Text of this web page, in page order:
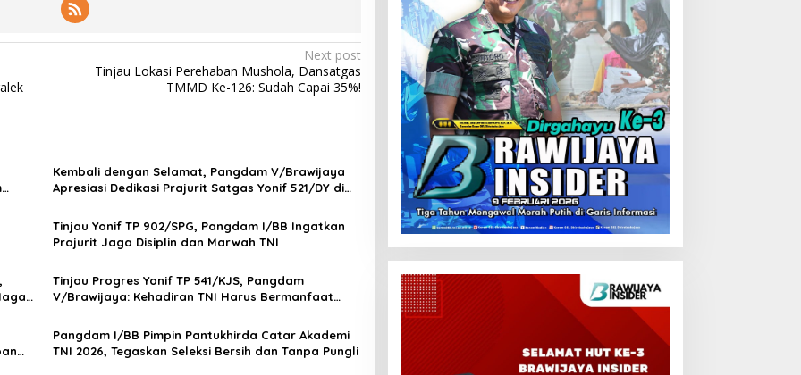
Next post
Tinjau Lokasi Perehaban Mushola, Dansatgas
TMMD Ke-126: Sudah Capai 35%!
Kembali dengan Selamat, Pangdam V/Brawijaya
Apresiasi Dedikasi Prajurit Satgas Yonif 521/DY di
Tinjau Yonif TP 902/SPG, Pangdam I/BB Ingatkan
Prajurit Jaga Disiplin dan Marwah TNI
Tinjau Progres Yonif TP 541/KJS, Pangdam
V/Brawijaya: Kehadiran TNI Harus Bermanfaat
Pangdam I/BB Pimpin Pantukhirda Catar Akademi
TNI 2026, Tegaskan Seleksi Bersih dan Tanpa Pungli